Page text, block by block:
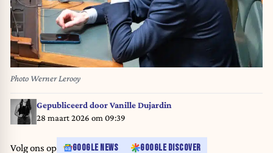
Photo Werner Lerooy
Gepubliceerd doorVanille Dujardin
28 maart 2026 om 09:39
Volg ons op GOOGLE NEWS GOOGLE DISCOVER